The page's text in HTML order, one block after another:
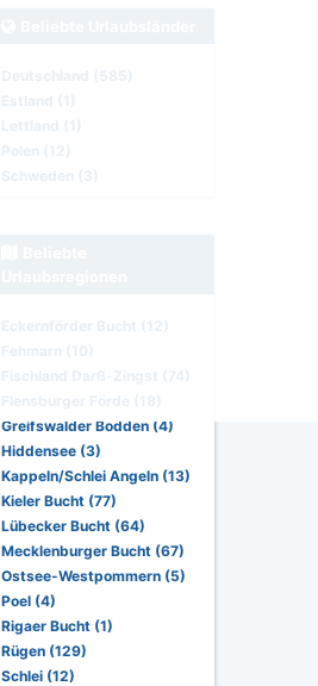
Greifswalder Bodden (4)
Hiddensee (3)
Kappeln/Schlei Angeln (13)
Kieler Bucht (77)
Lübecker Bucht (64)
Mecklenburger Bucht (67)
Ostsee-Westpommern (5)
Poel (4)
Rigaer Bucht (1)
Rügen (129)
Schlei (12)